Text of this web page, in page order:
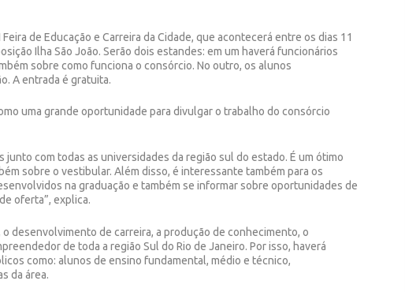
de Educação e Carreira da Cidade, que acontecerá entre os dias 11
Ilha São João. Serão dois estandes: em um haverá funcionários
sobre como funciona o consórcio. No outro, os alunos
A entrada é gratuita.
uma grande oportunidade para divulgar o trabalho do consórcio
junto com todas as universidades da região sul do estado. É um ótimo
sobre o vestibular. Além disso, é interessante também para os
na graduação e também se informar sobre oportunidades de
oferta”, explica.
desenvolvimento de carreira, a produção de conhecimento, o
de toda a região Sul do Rio de Janeiro. Por isso, haverá
como: alunos de ensino fundamental, médio e técnico,
da área.